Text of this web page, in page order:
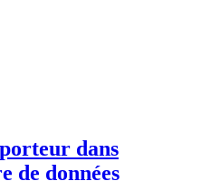
dans
de données